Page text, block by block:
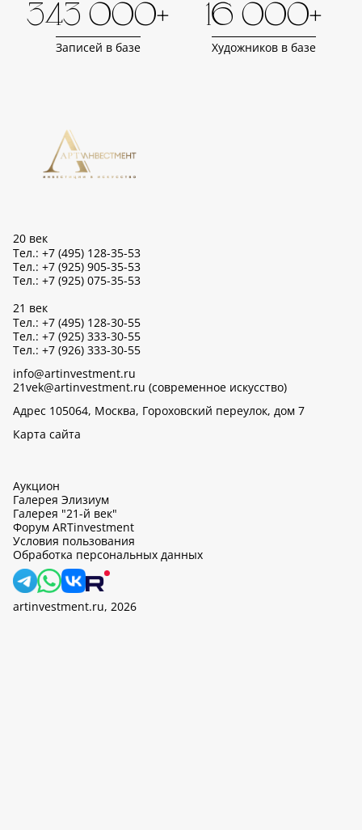
343 000+
Записей в базе
16 000+
Художников в базе
20 век
Тел.: +7 (495) 128-35-53
Тел.: +7 (925) 905-35-53
Тел.: +7 (925) 075-35-53
21 век
Тел.: +7 (495) 128-30-55
Тел.: +7 (925) 333-30-55
Тел.: +7 (926) 333-30-55
info@artinvestment.ru
21vek@artinvestment.ru (современное искусство)
Адрес 105064, Москва, Гороховский переулок, дом 7
Карта сайта
Аукцион
Галерея Элизиум
Галерея "21-й век"
Форум ARTinvestment
Условия пользования
Обработка персональных данных
artinvestment.ru, 2026